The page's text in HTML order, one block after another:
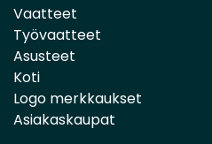
Vaatteet
Työvaatteet
Asusteet
Koti
Logo merkkaukset
Asiakaskaupat